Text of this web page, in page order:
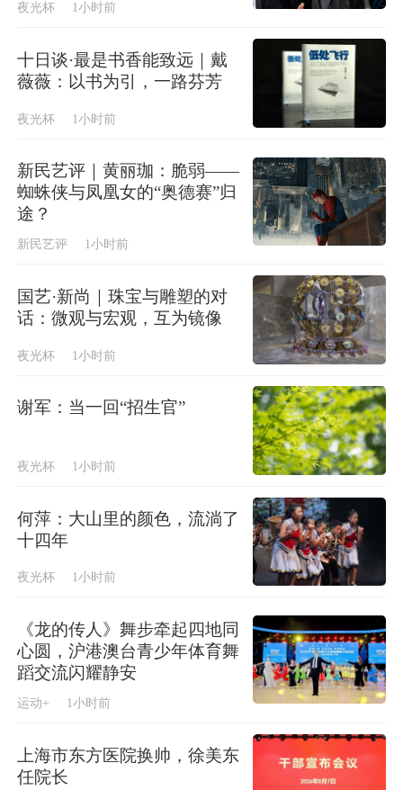
夜光杯 1小时前
十日谈·最是书香能致远｜戴
薇薇：以书为引，一路芬芳
夜光杯 1小时前
新民艺评｜黄丽珈：脆弱——
蜘蛛侠与凤凰女的“奥德赛”归
途？
新民艺评 1小时前
国艺·新尚｜珠宝与雕塑的对
话：微观与宏观，互为镜像
夜光杯 1小时前
谢军：当一回“招生官”
夜光杯 1小时前
何萍：大山里的颜色，流淌了
十四年
夜光杯 1小时前
《龙的传人》舞步牵起四地同
心圆，沪港澳台青少年体育舞
蹈交流闪耀静安
运动+ 1小时前
上海市东方医院换帅，徐美东
任院长